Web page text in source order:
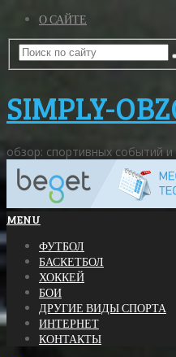
О САЙТЕ
SIMPLY-
обзор: спортивных событий и
MENU
ФУТБОЛ
БАСКЕТБОЛ
ХОККЕЙ
БОИ
ДРУГИЕ ВИДЫ СПОРТА
ИНТЕРНЕТ
КОНТАКТЫ